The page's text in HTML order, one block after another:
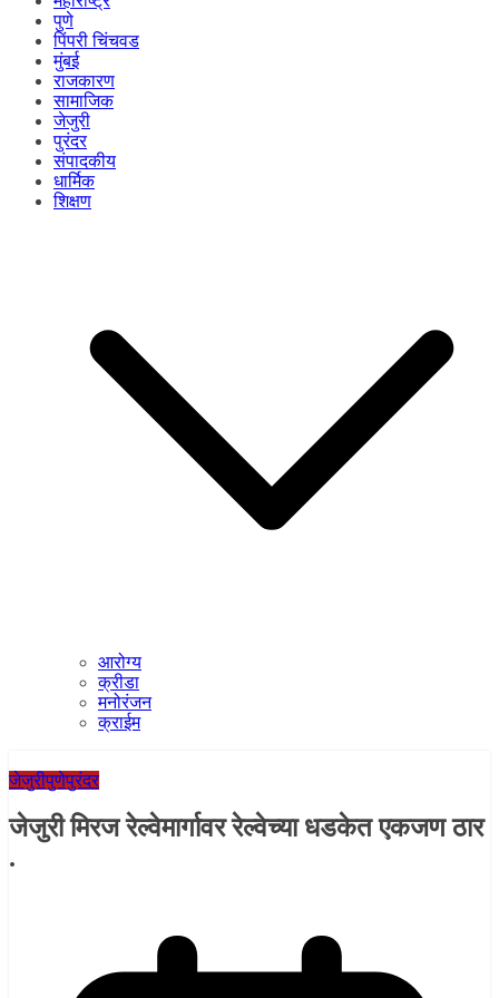
पुणे
पिंपरी चिंचवड
मुंबई
राजकारण
सामाजिक
जेजुरी
पुरंदर
संपादकीय
धार्मिक
शिक्षण
आरोग्य
क्रीडा
मनोरंजन
क्राईम
जेजुरीपुणेपुरंदर
जेजुरी मिरज रेल्वेमार्गावर रेल्वेच्या धडकेत एकजण ठार
.